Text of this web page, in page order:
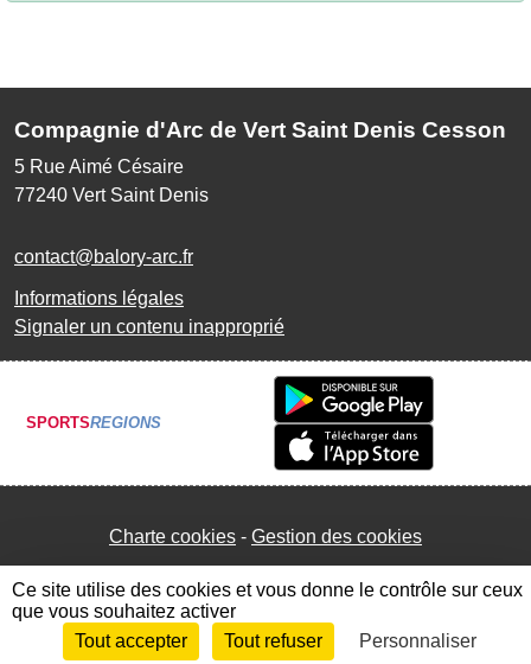
Compagnie d'Arc de Vert Saint Denis Cesson
5 Rue Aimé Césaire
77240 Vert Saint Denis
contact@balory-arc.fr
Informations légales
Signaler un contenu inapproprié
SPORTSREGIONS
Charte cookies Gestion des cookies
Envie de participer ? Connexion
Ce site utilise des cookies et vous donne le contrôle sur ceux
que vous souhaitez activer
Tout accepter
Tout refuser Personnaliser